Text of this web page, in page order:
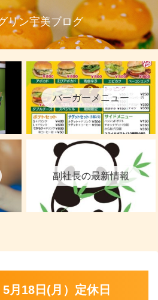
リン宇美ブログ
バーガーメニュー
副社長の最新情報
月18日(月）定休日